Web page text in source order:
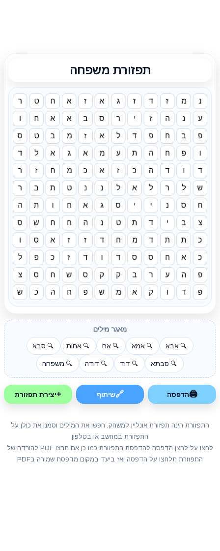
תפזורת משפחה
נ מ ז ד ז ג א ז א ח ט ר
ע נ ה ז י ר ס ב א א ח ו
פ ב ח פ ד ל א ז מ ב ט ס
ו פ ח ה ת ע מ א ג א ל ד
ד ו ד ה כ ז א כ מ ח ז ר
ש ל ר ל א ל נ נ ט ת ב ר
ח ס נ י י ס ג א ח ו ת ה
צ ב י ד ת ט נ ה ח ח ש ס
כ ת ת ד מ ח ד ז ז א ס ו
כ א ח ס ס ד ו ד ז כ פ ל
פ ה ע ר ב ק ק ס ש ח ס צ
פ ד ו ק א מ ש פ ח ה כ ש
מאגר מילים
🔍 אבא 🔍 אמא 🔍 אח 🔍 אחות 🔍 סבא
🔍 סבתא 🔍 דוד 🔍 דודה 🔍 משפחה
🖨הדפסה 🔗שיתוף +יצירת תפזורת
התפזורת הינה תפזורת אונליין למשחק, חפשו את המילים וסמנו את כולן על
התפזורת במחשב או בטלפון
לחצו על לחצן הדפסה להדפסת התפזורת כמו כן אם תרצו PDF להורדה של
התפזורת תלחצו על הדפסה ואז ביעד במקום מדפסת שמירה בPDF